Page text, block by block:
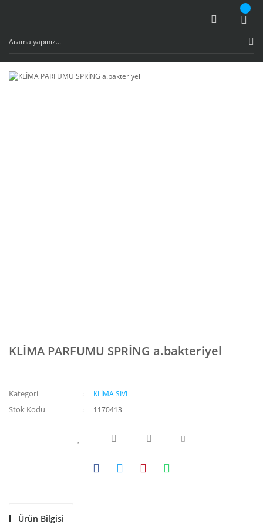
KLİMA PARFUMU SPRİNG a.bakteriyel
Kategori KLİMA SIVI
Stok Kodu 1170413
Ürün Bilgisi